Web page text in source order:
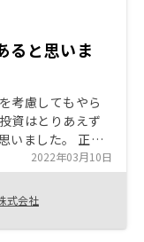
ると思いま
考慮してもやら
資はとりあえず
いました。 正
らけでした。し
にかつ日本の経
だきました。 お
ました。 また、
していただいた
2022年03月10日
式会社